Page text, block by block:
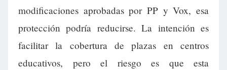
modificaciones aprobadas por PP y Vox, esa
protección podría reducirse. La intención es
facilitar la cobertura de plazas en centros
educativos, pero el riesgo es que esta